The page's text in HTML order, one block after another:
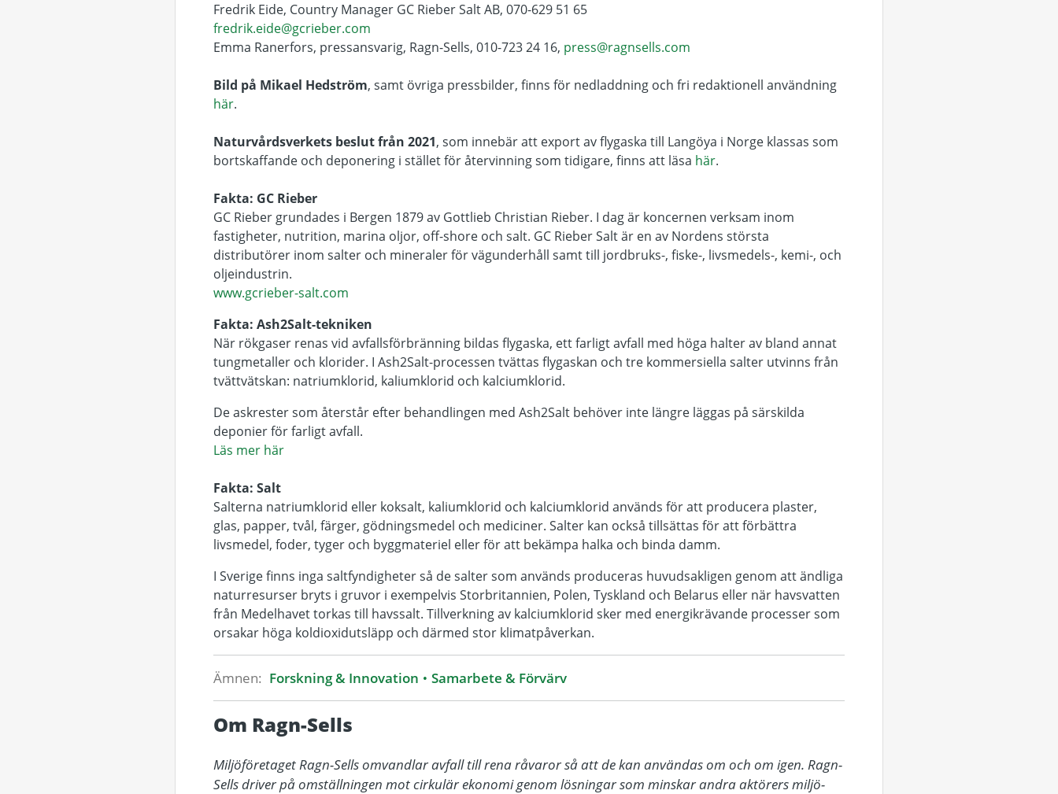
Fredrik Eide, Country Manager GC Rieber Salt AB, 070-629 51 65
fredrik.eide@gcrieber.com
Emma Ranerfors, pressansvarig, Ragn-Sells, 010-723 24 16, press@ragnsells.com
Bild på Mikael Hedström, samt övriga pressbilder, finns för nedladdning och fri redaktionell användning
här.
Naturvårdsverkets beslut från 2021, som innebär att export av flygaska till Langöya i Norge klassas som
bortskaffande och deponering i stället för återvinning som tidigare, finns att läsa här.
Fakta: GC Rieber
GC Rieber grundades i Bergen 1879 av Gottlieb Christian Rieber. I dag är koncernen verksam inom
fastigheter, nutrition, marina oljor, off-shore och salt. GC Rieber Salt är en av Nordens största
distributörer inom salter och mineraler för vägunderhåll samt till jordbruks-, fiske-, livsmedels-, kemi-, och
oljeindustrin.
www.gcrieber-salt.com
Fakta: Ash2Salt-tekniken
När rökgaser renas vid avfallsförbränning bildas flygaska, ett farligt avfall med höga halter av bland annat
tungmetaller och klorider. I Ash2Salt-processen tvättas flygaskan och tre kommersiella salter utvinns från
tvättvätskan: natriumklorid, kaliumklorid och kalciumklorid.
De askrester som återstår efter behandlingen med Ash2Salt behöver inte längre läggas på särskilda
deponier för farligt avfall.
Läs mer här
Fakta: Salt
Salterna natriumklorid eller koksalt, kaliumklorid och kalciumklorid används för att producera plaster,
glas, papper, tvål, färger, gödningsmedel och mediciner. Salter kan också tillsättas för att förbättra
livsmedel, foder, tyger och byggmateriel eller för att bekämpa halka och binda damm.
I Sverige finns inga saltfyndigheter så de salter som används produceras huvudsakligen genom att ändliga
naturresurser bryts i gruvor i exempelvis Storbritannien, Polen, Tyskland och Belarus eller när havsvatten
från Medelhavet torkas till havssalt. Tillverkning av kalciumklorid sker med energikrävande processer som
orsakar höga koldioxidutsläpp och därmed stor klimatpåverkan.
Ämnen: Forskning & Innovation Samarbete & Förvärv
Om Ragn-Sells
Miljöföretaget Ragn-Sells omvandlar avfall till rena råvaror så att de kan användas om och om igen. Ragn-
Sells driver på omställningen mot cirkulär ekonomi genom lösningar som minskar andra aktörers miljö-